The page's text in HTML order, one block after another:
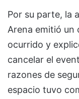
Por su parte, la
Arena emitió un
ocurrido y
cancelar el
razones de
espacio tuvo